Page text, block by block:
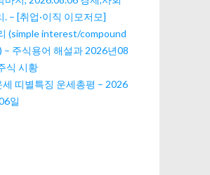
. – [취업·이직 이모저모]
(simple interest/compound
주식용어 해설과 2026년08
식 시황
세 띠별특징 운세총평 – 2026
일